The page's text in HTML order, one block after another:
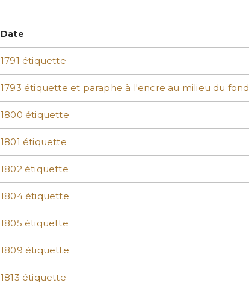
Date
1791 étiquette
1793 étiquette et paraphe à l'encre au milieu du fond
1800 étiquette
1801 étiquette
1802 étiquette
1804 étiquette
1805 étiquette
1809 étiquette
1813 étiquette